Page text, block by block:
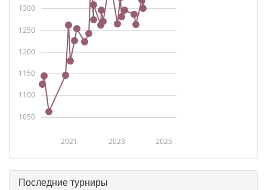
2021 2023 2025
1050
1100
1150
1200
1250
1300
Последние турниры